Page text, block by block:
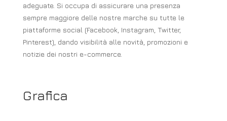
adeguate. Si occupa di assicurare una presenza
sempre maggiore delle nostre marche su tutte le
piattaforme social (Facebook, Instagram, Twitter,
Pinterest), dando visibilità alle novità, promozioni e
notizie dei nostri e-commerce.
Grafica